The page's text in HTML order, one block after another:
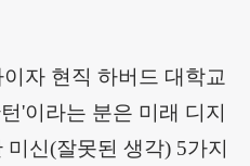
자 현직 하버드 대학교
'이라는 분은 미래 디지
미신(잘못된 생각) 5가지